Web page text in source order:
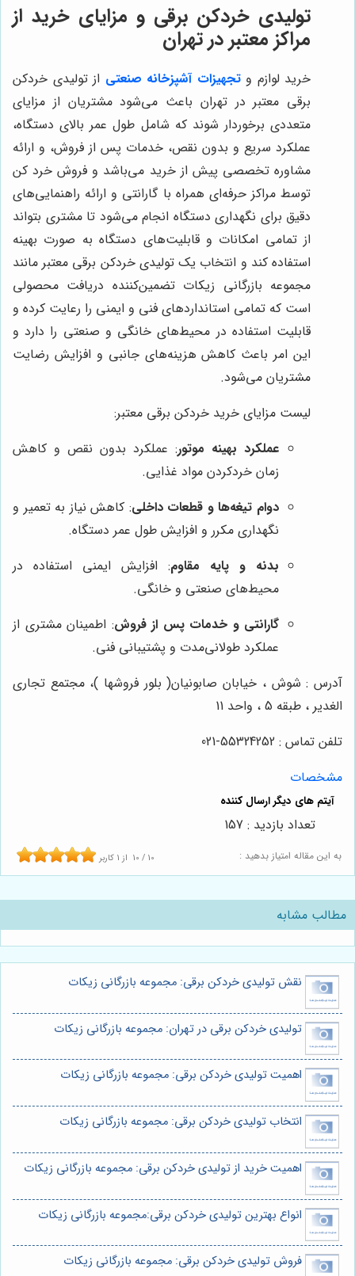
تولیدی خردکن برقی و مزایای خرید از
مراکز معتبر در تهران
خرید لوازم و تجهیزات آشپزخانه صنعتی از تولیدی خردکن
برقی معتبر در تهران باعث می‌شود مشتریان از مزایای
متعددی برخوردار شوند که شامل طول عمر بالای دستگاه،
عملکرد سریع و بدون نقص، خدمات پس از فروش، و ارائه
مشاوره تخصصی پیش از خرید می‌باشد و فروش خرد کن
توسط مراکز حرفه‌ای همراه با گارانتی و ارائه راهنمایی‌های
دقیق برای نگهداری دستگاه انجام می‌شود تا مشتری بتواند
از تمامی امکانات و قابلیت‌های دستگاه به صورت بهینه
استفاده کند و انتخاب یک تولیدی خردکن برقی معتبر مانند
مجموعه بازرگانی زیکات تضمین‌کننده دریافت محصولی
است که تمامی استانداردهای فنی و ایمنی را رعایت کرده و
قابلیت استفاده در محیط‌های خانگی و صنعتی را دارد و
این امر باعث کاهش هزینه‌های جانبی و افزایش رضایت
مشتریان می‌شود.
لیست مزایای خرید خردکن برقی معتبر:
عملکرد بهینه موتور: عملکرد بدون نقص و کاهش
زمان خردکردن مواد غذایی.
دوام تیغه‌ها و قطعات داخلی: کاهش نیاز به تعمیر و
نگهداری مکرر و افزایش طول عمر دستگاه.
بدنه و پایه مقاوم: افزایش ایمنی استفاده در
محیط‌های صنعتی و خانگی.
گارانتی و خدمات پس از فروش: اطمینان مشتری از
عملکرد طولانی‌مدت و پشتیبانی فنی.
آدرس : شوش ، خیابان صابونیان( بلور فروشها )، مجتمع تجاری
الغدیر ، طبقه 5 ، واحد 11
تلفن تماس : 55324252-021
مشخصات
به این مقاله امتیاز بدهید : 10 / 10 از 1 کاربر
تعداد بازدید : 157
مطالب مشابه
نقش تولیدی خردکن برقی: مجموعه بازرگانی زیکات
تولیدی خردکن برقی در تهران: مجموعه بازرگانی زیکات
اهمیت تولیدی خردکن برقی: مجموعه بازرگانی زیکات
انتخاب تولیدی خردکن برقی: مجموعه بازرگانی زیکات
اهمیت خرید از تولیدی خردکن برقی: مجموعه بازرگانی زیکات
انواع بهترین تولیدی خردکن برقی:مجموعه بازرگانی زیکات
فروش تولیدی خردکن برقی: مجموعه بازرگانی زیکات